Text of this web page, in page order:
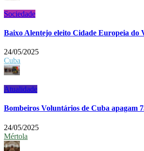
Sociedade
Baixo Alentejo eleito Cidade Europeia do
24/05/2025
Cuba
Atualidade
Bombeiros Voluntários de Cuba apagam
24/05/2025
Mértola